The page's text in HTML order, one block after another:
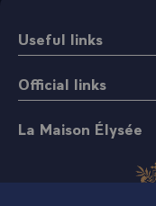
Useful links
Official links
La Maison Élysée